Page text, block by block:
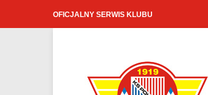
OFICJALNY SERWIS KLUBU